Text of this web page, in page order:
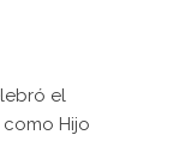
el
Hijo